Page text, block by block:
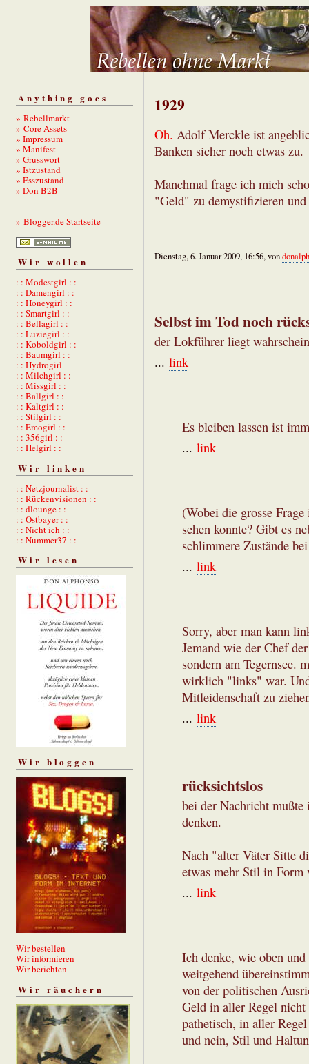
Anything goes
» Rebellmarkt
» Core Assets
» Impressum
» Manifest
» Grusswort
» Istzustand
» Esszustand
» Don B2B
» Blogger.de Startseite
Wir wollen
: : Modestgirl : :
: : Damengirl : :
: : Honeygirl : :
: : Smartgirl : :
: : Bellagirl : :
: : Luziegirl : :
: : Koboldgirl : :
: : Baumgirl : :
: : Hydrogirl
: : Milchgirl : :
: : Missgirl : :
: : Ballgirl : :
: : Kaltgirl : :
: : Stilgirl : :
: : Emogirl : :
: : 356girl : :
: : Helgirl : :
Wir linken
: : Netzjournalist : :
: : Rückenvisionen : :
: : dlounge : :
: : Ostbayer : :
: : Nicht ich : :
: : Nummer37 : :
Wir lesen
Wir bloggen
Wir bestellen
Wir informieren
Wir berichten
Wir räuchern
1929
Oh. Adolf Merckle ist
Banken sicher noch etwas zu.
Manchmal frage ich mich
"Geld" zu demystifizieren
Dienstag, 6. Januar 2009, 16:56, von
Selbst im Tod noch
der Lokführer liegt
... link
Es bleiben lassen ist
... link
(Wobei die grosse
sehen konnte? Gibt es
schlimmere Zustände
... link
Sorry, aber man kann
Jemand wie der Chef
sondern am Tegernsee.
wirklich "links" war.
Mitleidenschaft zu
... link
rücksichtslos
bei der Nachricht
denken.
Nach "alter Väter Sitte
etwas mehr Stil in Form
... link
Ich denke, wie oben
weitgehend
von der politischen
Geld in aller Regel
pathetisch, in aller
und nein, Stil und